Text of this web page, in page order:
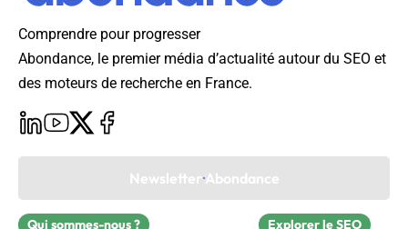
Comprendre pour progresser
Abondance, le premier média d’actualité autour du SEO et
des moteurs de recherche en France.
Newsletter Abondance
Qui sommes-nous ? Explorer le SEO